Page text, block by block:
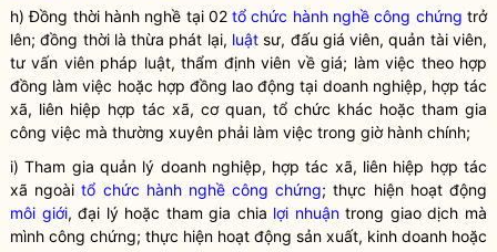
h) Đồng thời hành nghề tại 02tổ chức hành nghề công chứng trở
lên; đồng thời làthừa phát lại, luật sư, đấu giá viên, quản tài viên,
tư vấn viên pháp luật, thẩm định viên về giá; làm việc theo hợp
đồng làm việc hoặc hợp đồng lao động tại doanh nghiệp, hợp tác
xã, liên hiệp hợp tác xã, cơ quan, tổ chức khác hoặc tham gia
công việc mà thường xuyên phải làm việc trong giờ hành chính;
i) Tham gia quản lý doanh nghiệp, hợp tác xã, liên hiệp hợp tác
xã ngoàitổ chức hành nghề công chứng; thực hiện hoạt động
môi giới, đại lý hoặc tham gia chia lợi nhuậntrong giao dịch mà
mình công chứng; thực hiện hoạt động sản xuất, kinh doanh hoặc